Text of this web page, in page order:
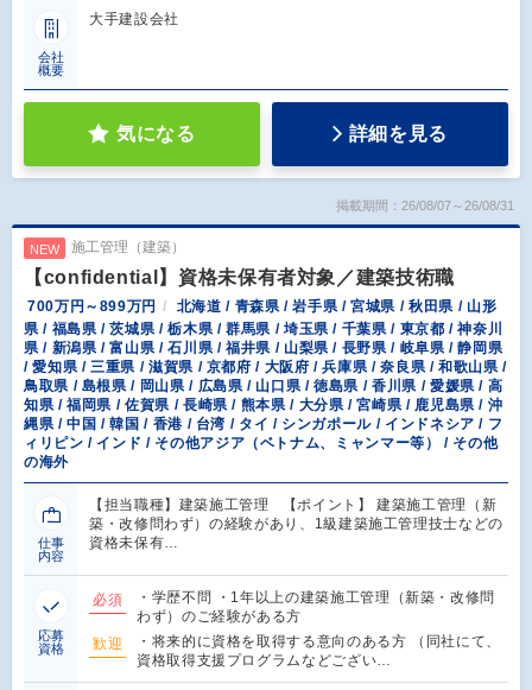
会社
概要
大手建設会社
気になる 詳細を見る
掲載期間：26/08/07～26/08/31
NEW 施工管理（建築）
【confidential】資格未保有者対象／建築技術職
700万円～899万円
北海道 / 青森県 / 岩手県 / 宮城県 / 秋田県 / 山形
県 / 福島県 / 茨城県 / 栃木県 / 群馬県 / 埼玉県 / 千葉県 / 東京都 / 神奈川
県 / 新潟県 / 富山県 / 石川県 / 福井県 / 山梨県 / 長野県 / 岐阜県 / 静岡県
/ 愛知県 / 三重県 / 滋賀県 / 京都府 / 大阪府 / 兵庫県 / 奈良県 / 和歌山県 /
鳥取県 / 島根県 / 岡山県 / 広島県 / 山口県 / 徳島県 / 香川県 / 愛媛県 / 高
知県 / 福岡県 / 佐賀県 / 長崎県 / 熊本県 / 大分県 / 宮崎県 / 鹿児島県 / 沖
縄県 / 中国 / 韓国 / 香港 / 台湾 / タイ / シンガポール / インドネシア / フ
ィリピン / インド / その他アジア（ベトナム、ミャンマー等） / その他
の海外
仕事
内容
【担当職種】建築施工管理 【ポイント】 建築施工管理（新
築・改修問わず）の経験があり、1級建築施工管理技士などの
資格未保有…
応募
資格
必須
・学歴不問 ・1年以上の建築施工管理（新築・改修問
わず）のご経験がある方
歓迎
・将来的に資格を取得する意向のある方 （同社にて、
資格取得支援プログラムなどござい…